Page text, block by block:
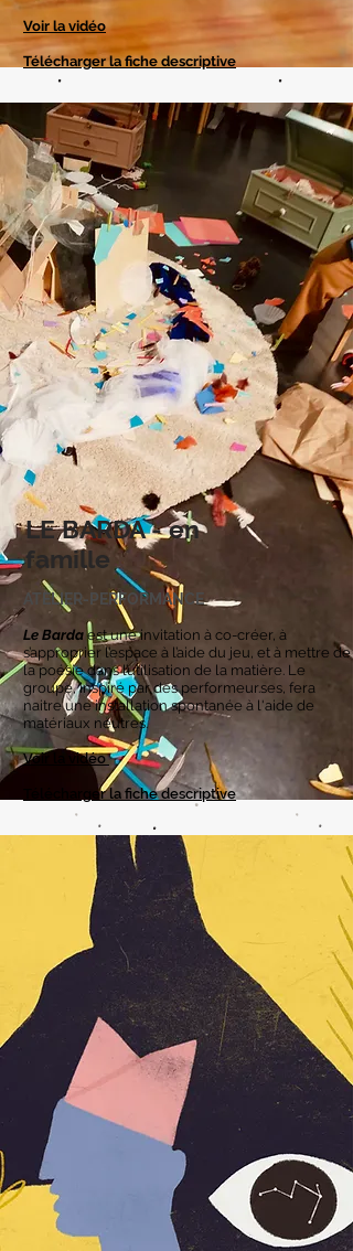
Voir la vidéo
Télécharger la fiche descriptive
LE BARDA - en
famille
ATELIER-PERFORMANCE
Le Barda est une invitation à co-créer, à
s’approprier l’espace à l’aide du jeu, et à mettre de
la poésie dans l’utilisation de la matière. Le
groupe, inspiré par des performeur.ses, fera
naitre une installation spontanée à l'aide de
matériaux neutres.
Voir la vidéo
Télécharger la fiche descriptive